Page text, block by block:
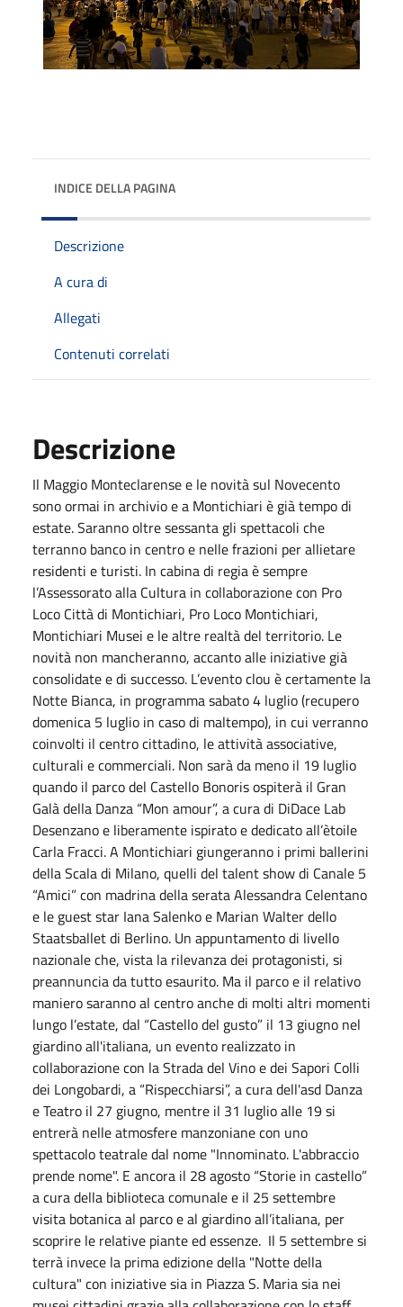
INDICE DELLA PAGINA
Descrizione
A cura di
Allegati
Contenuti correlati
Descrizione
Il Maggio Monteclarense e le novità sul Novecento
sono ormai in archivio e a Montichiari è già tempo di
estate. Saranno oltre sessanta gli spettacoli che
terranno banco in centro e nelle frazioni per allietare
residenti e turisti. In cabina di regia è sempre
l’Assessorato alla Cultura in collaborazione con Pro
Loco Città di Montichiari, Pro Loco Montichiari,
Montichiari Musei e le altre realtà del territorio. Le
novità non mancheranno, accanto alle iniziative già
consolidate e di successo. L’evento clou è certamente la
Notte Bianca, in programma sabato 4 luglio (recupero
domenica 5 luglio in caso di maltempo), in cui verranno
coinvolti il centro cittadino, le attività associative,
culturali e commerciali. Non sarà da meno il 19 luglio
quando il parco del Castello Bonoris ospiterà il Gran
Galà della Danza “Mon amour”, a cura di DiDace Lab
Desenzano e liberamente ispirato e dedicato all’ètoile
Carla Fracci. A Montichiari giungeranno i primi ballerini
della Scala di Milano, quelli del talent show di Canale 5
“Amici” con madrina della serata Alessandra Celentano
e le guest star Iana Salenko e Marian Walter dello
Staatsballet di Berlino. Un appuntamento di livello
nazionale che, vista la rilevanza dei protagonisti, si
preannuncia da tutto esaurito. Ma il parco e il relativo
maniero saranno al centro anche di molti altri momenti
lungo l’estate, dal “Castello del gusto” il 13 giugno nel
giardino all'italiana, un evento realizzato in
collaborazione con la Strada del Vino e dei Sapori Colli
dei Longobardi, a “Rispecchiarsi”, a cura dell'asd Danza
e Teatro il 27 giugno, mentre il 31 luglio alle 19 si
entrerà nelle atmosfere manzoniane con uno
spettacolo teatrale dal nome "Innominato. L'abbraccio
prende nome". E ancora il 28 agosto “Storie in castello”
a cura della biblioteca comunale e il 25 settembre
visita botanica al parco e al giardino all’italiana, per
scoprire le relative piante ed essenze. Il 5 settembre si
terrà invece la prima edizione della "Notte della
cultura" con iniziative sia in Piazza S. Maria sia nei